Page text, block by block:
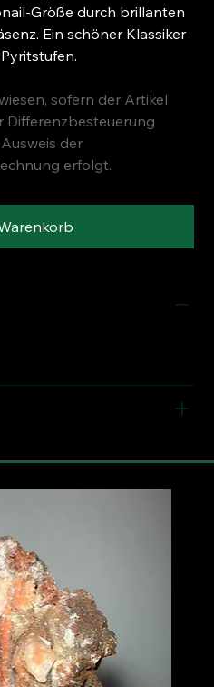
Größe durch brillanten
Ein schöner Klassiker
sofern der Artikel
Differenzbesteuerung
der
erfolgt.